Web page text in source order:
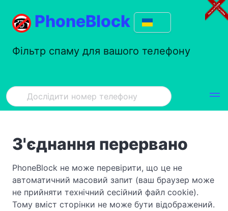
PhoneBlock
Фільтр спаму для вашого телефону
З'єднання перервано
PhoneBlock не може перевірити, що це не
автоматичний масовий запит (ваш браузер може
не прийняти технічний сесійний файл cookie).
Тому вміст сторінки не може бути відображений.